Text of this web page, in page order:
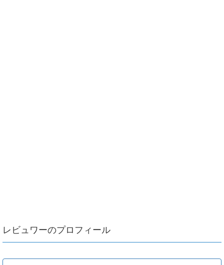
レビュワーのプロフィール